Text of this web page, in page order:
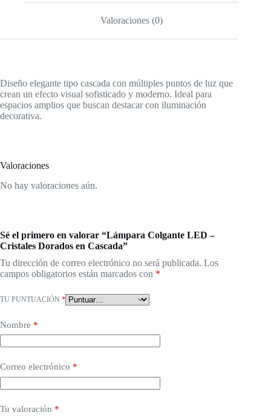
Valoraciones (0)
Diseño elegante tipo cascada con múltiples puntos de luz que
crean un efecto visual sofisticado y moderno. Ideal para
espacios amplios que buscan destacar con iluminación
decorativa.
Valoraciones
No hay valoraciones aún.
Sé el primero en valorar “Lámpara Colgante LED –
Cristales Dorados en Cascada”
Tu dirección de correo electrónico no será publicada. Los
campos obligatorios están marcados con *
TU PUNTUACIÓN *
Nombre *
Correo electrónico *
Tu valoración *